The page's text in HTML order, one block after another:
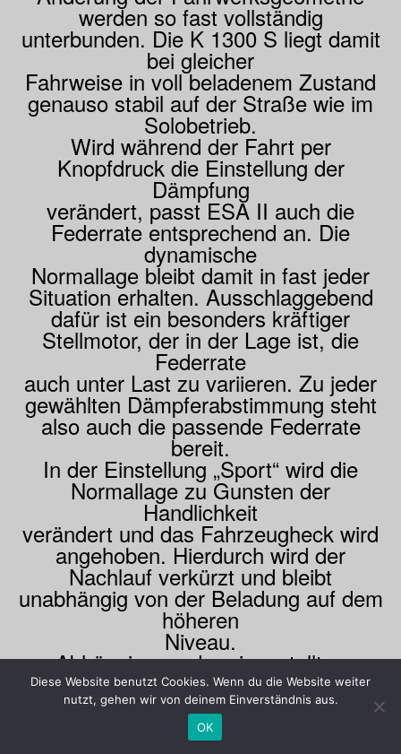
werden so fast vollständig
unterbunden. Die K 1300 S liegt damit
bei gleicher
Fahrweise in voll beladenem Zustand
genauso stabil auf der Straße wie im
Solobetrieb.
Wird während der Fahrt per
Knopfdruck die Einstellung der
Dämpfung
verändert, passt ESA II auch die
Federrate entsprechend an. Die
dynamische
Normallage bleibt damit in fast jeder
Situation erhalten. Ausschlaggebend
dafür ist ein besonders kräftiger
Stellmotor, der in der Lage ist, die
Federrate
auch unter Last zu variieren. Zu jeder
gewählten Dämpferabstimmung steht
also auch die passende Federrate
bereit.
In der Einstellung „Sport“ wird die
Normallage zu Gunsten der
Handlichkeit
verändert und das Fahrzeugheck wird
angehoben. Hierdurch wird der
Nachlauf verkürzt und bleibt
unabhängig von der Beladung auf dem
höheren
Niveau.
Abhängig von der eingestellten
Federrate bleibt die Radlast vorne
konstant.
So bleiben Fahr- und Bremsstabilität
Diese Website benutzt Cookies. Wenn du die Website weiter
nutzt, gehen wir von deinem Einverständnis aus.
OK